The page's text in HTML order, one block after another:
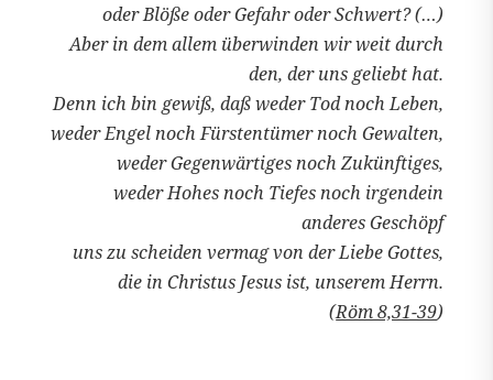
oder Blöße oder Gefahr oder Schwert? (…)
Aber in dem allem überwinden wir weit durch
den, der uns geliebt hat.
Denn ich bin gewiß, daß weder Tod noch Leben,
weder Engel noch Fürstentümer noch Gewalten,
weder Gegenwärtiges noch Zukünftiges,
weder Hohes noch Tiefes noch irgendein
anderes Geschöpf
uns zu scheiden vermag von der Liebe Gottes,
die in Christus Jesus ist, unserem Herrn.
(Röm 8,31-39)